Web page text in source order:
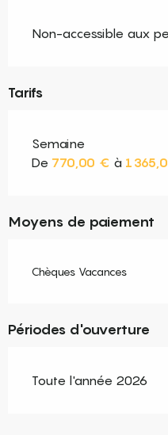
Non-accessible aux
Tarifs
Semaine
De 770,00 € à 1
Moyens de paiement
Chèques Vacances
Périodes d'ouverture
Toute l'année 2026